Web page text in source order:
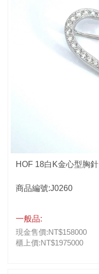
HOF 18白K金心型胸針
商品編號:J0260
一般品:
現金售價:NT$158000
櫃上價:NT$1975000